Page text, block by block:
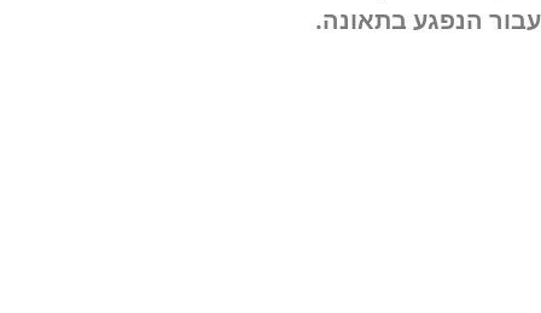
עבור הנפגע בתאונה.